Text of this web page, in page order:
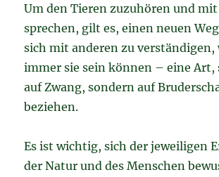
Um den Tieren zuzuhören und
sprechen, gilt es, einen neuen
sich mit anderen zu verständigen,
immer sie sein können – eine Art,
auf Zwang, sondern auf
beziehen.
Es ist wichtig, sich der jeweiligen
der Natur und des Menschen